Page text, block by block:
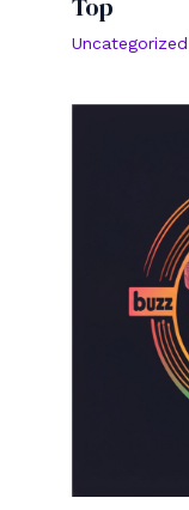
Top
Uncategorized